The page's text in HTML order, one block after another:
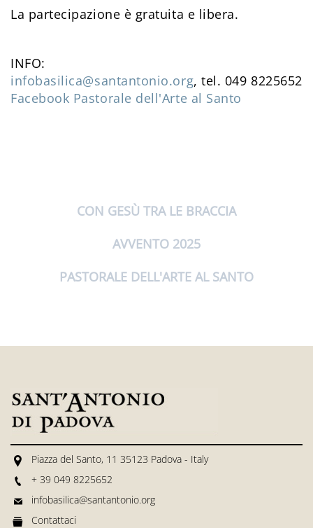
La partecipazione è gratuita e libera.
INFO:
infobasilica@santantonio.org, tel. 049 8225652
Facebook Pastorale dell'Arte al Santo
CON GESÙ TRA LE BRACCIA
AVVENTO 2025
PASTORALE DELL'ARTE AL SANTO
Piazza del Santo, 11 35123 Padova - Italy
+ 39 049 8225652
infobasilica@santantonio.org
Contattaci